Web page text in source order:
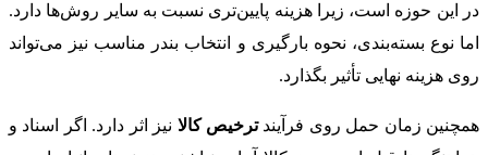
در این حوزه است، زیرا هزینه پایین‌تری نسبت به سایر روش‌ها دارد.
اما نوع بسته‌بندی، نحوه بارگیری و انتخاب بندر مناسب نیز می‌تواند
روی هزینه نهایی تأثیر بگذارد.
همچنین زمان حمل روی فرآیندترخیص کالا نیز اثر دارد. اگر اسناد و